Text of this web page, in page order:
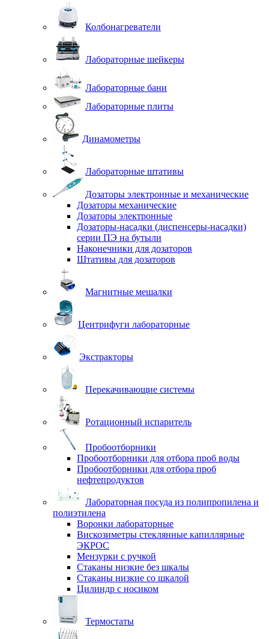
Колбонагреватели
Лабораторные шейкеры
Лабораторные бани
Лабораторные плиты
Динамометры
Лабораторные штативы
Дозаторы электронные и механические
Дозаторы механические
Дозаторы электронные
Дозаторы-насадки (диспенсеры-насадки)
серии ПЭ на бутыли
Наконечники для дозаторов
Штативы для дозаторов
Магнитные мешалки
Центрифуги лабораторные
Экстракторы
Перекачивающие системы
Ротационный испаритель
Пробоотборники
Пробоотборники для отбора проб воды
Пробоотборники для отбора проб
нефтепродуктов
Лабораторная посуда из полипропилена и
полиэтилена
Воронки лабораторные
Вискозиметры стеклянные капиллярные
ЭКРОС
Мензурки с ручкой
Стаканы низкие без шкалы
Стаканы низкие со шкалой
Цилиндр с носиком
Термостаты